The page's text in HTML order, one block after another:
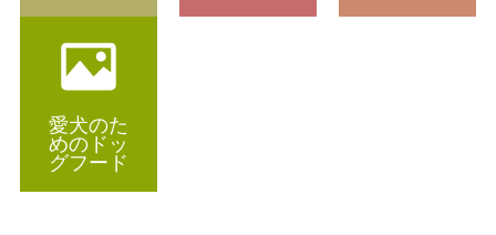
愛犬のた
めのドッ
グフード